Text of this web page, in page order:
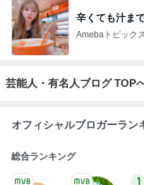
辛くても汁ま
Amebaトピック
芸能人・有名人ブログ TOP
オフィシャルブロガーラン
総合ランキング
1